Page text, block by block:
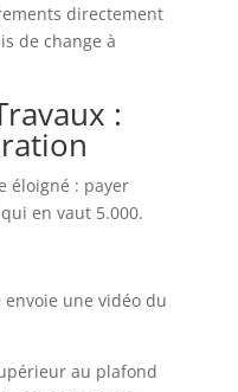
directement
de change à
:
éloigné : payer
en vaut 5.000.
envoie une vidéo du
au plafond